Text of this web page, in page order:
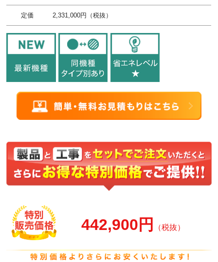
定価 2,331,000円（税抜）
442,900円 （税抜）